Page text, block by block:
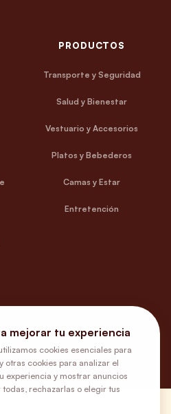
PRODUCTOS
Transporte y Seguridad
Salud y Bienestar
Vestuario y Accesorios
Platos y Bebederos
Camas y Estar
Entretención
mejorar tu experiencia
cookies esenciales para
otras cookies para analizar el
experiencia y mostrar anuncios
rechazarlas o elegir tus